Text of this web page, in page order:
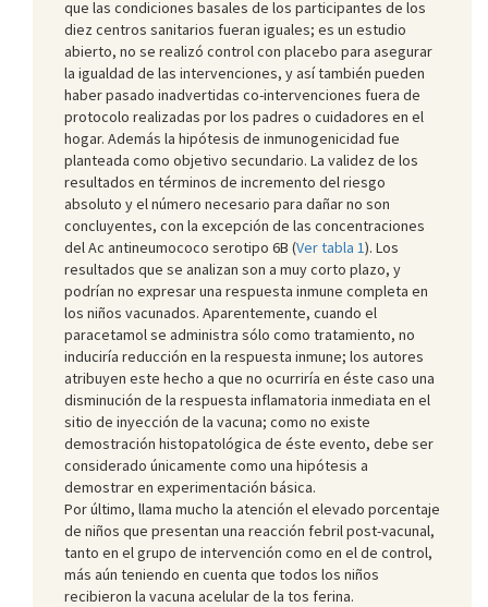
que las condiciones basales de los participantes de los
diez centros sanitarios fueran iguales; es un estudio
abierto, no se realizó control con placebo para asegurar
la igualdad de las intervenciones, y así también pueden
haber pasado inadvertidas co-intervenciones fuera de
protocolo realizadas por los padres o cuidadores en el
hogar. Además la hipótesis de inmunogenicidad fue
planteada como objetivo secundario. La validez de los
resultados en términos de incremento del riesgo
absoluto y el número necesario para dañar no son
concluyentes, con la excepción de las concentraciones
del Ac antineumococo serotipo 6B (Ver tabla 1). Los
resultados que se analizan son a muy corto plazo, y
podrían no expresar una respuesta inmune completa en
los niños vacunados. Aparentemente, cuando el
paracetamol se administra sólo como tratamiento, no
induciría reducción en la respuesta inmune; los autores
atribuyen este hecho a que no ocurriría en éste caso una
disminución de la respuesta inflamatoria inmediata en el
sitio de inyección de la vacuna; como no existe
demostración histopatológica de éste evento, debe ser
considerado únicamente como una hipótesis a
demostrar en experimentación básica.
Por último, llama mucho la atención el elevado porcentaje
de niños que presentan una reacción febril post-vacunal,
tanto en el grupo de intervención como en el de control,
más aún teniendo en cuenta que todos los niños
recibieron la vacuna acelular de la tos ferina.